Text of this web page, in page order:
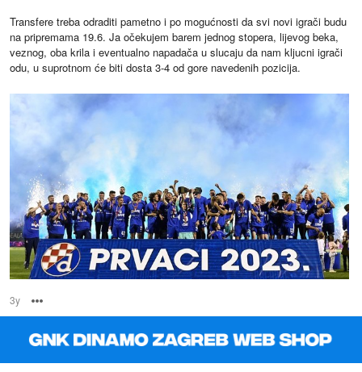
Transfere treba odraditi pametno i po mogućnosti da svi novi igrači budu
na pripremama 19.6. Ja očekujem barem jednog stopera, lijevog beka,
veznog, oba krila i eventualno napadača u slucaju da nam kljucni igrači
odu, u suprotnom će biti dosta 3-4 od gore navedenih pozicija.
3y